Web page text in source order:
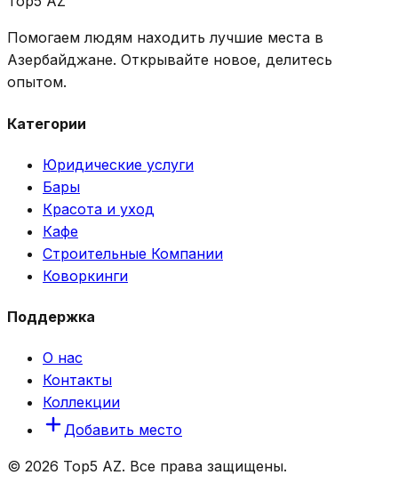
Помогаем людям находить лучшие места в
Азербайджане. Открывайте новое, делитесь
опытом.
Категории
Юридические услуги
Бары
Красота и уход
Кафе
Строительные Компании
Коворкинги
Поддержка
О нас
Контакты
Коллекции
Добавить место
© 2026 Top5 AZ. Все права защищены.